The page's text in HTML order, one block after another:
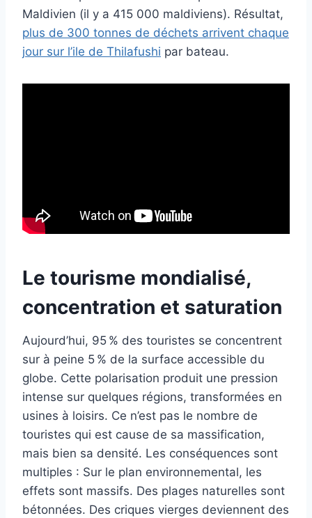
Maldivien (il y a 415 000 maldiviens). Résultat,
plus de 300 tonnes de déchets arrivent chaque
jour sur l’ile de Thilafushi par bateau.
Le tourisme mondialisé,
concentration et saturation
Aujourd’hui, 95 % des touristes se concentrent
sur à peine 5 % de la surface accessible du
globe. Cette polarisation produit une pression
intense sur quelques régions, transformées en
usines à loisirs. Ce n’est pas le nombre de
touristes qui est cause de sa massification,
mais bien sa densité. Les conséquences sont
multiples : Sur le plan environnemental, les
effets sont massifs. Des plages naturelles sont
bétonnées. Des criques vierges deviennent des